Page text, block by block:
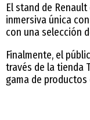
El stand de
inmersiva única
con una selección
Finalmente, el
través de la tienda
gama de